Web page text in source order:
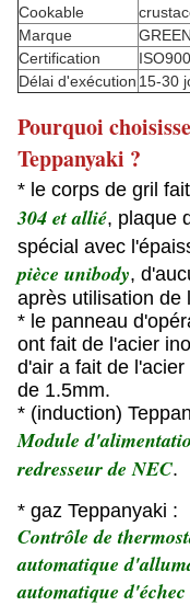
Cookable
Marque
Certification
Délai d'exécution 15-30
Pourquoi
Teppanyaki ?
* le corps de gril
304 et allié, plaque
spécial avec
pièce unibody,
après utilisation de
* le panneau
ont fait de l'acier
d'air a fait de
de 1.5mm.
* (induction)
Module
redresseur de NEC.
* gaz Teppanyaki :
Contrôle de
automatique
automatique